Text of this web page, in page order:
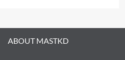
ABOUT MASTKD